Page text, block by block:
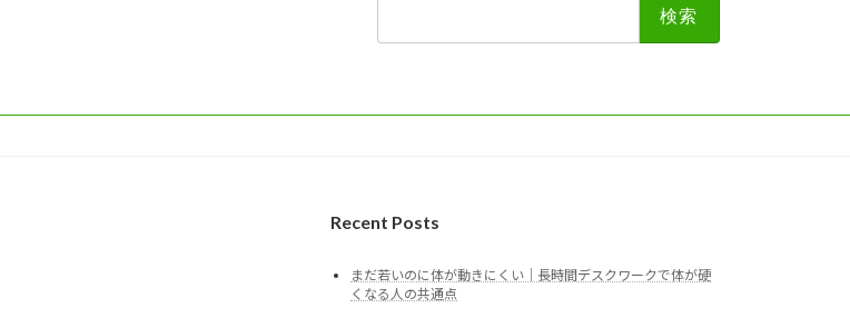
Recent Posts
まだ若いのに体が動きにくい｜長時間デスクワークで体が硬
くなる人の共通点